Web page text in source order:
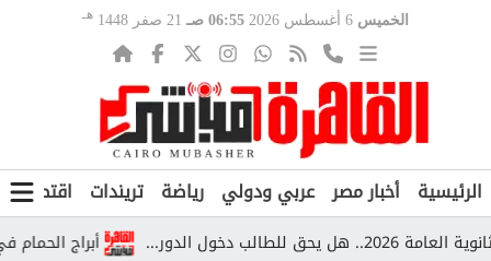
الخميس 06:55 صـ 21 صفر 1448 هـ
الرئيسية أخبار مصر عربي ودولي رياضة تريندات اقتصاد
أبراج الحمام في